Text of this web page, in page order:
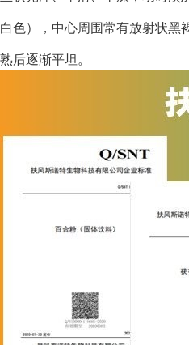
白色），中心周围常有放射状黑
熟后逐渐平坦。